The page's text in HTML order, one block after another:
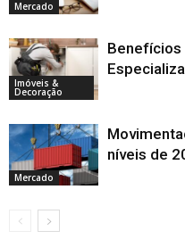
Mercado
Imóveis &
Decoração
Benefícios
Mercado
níveis de